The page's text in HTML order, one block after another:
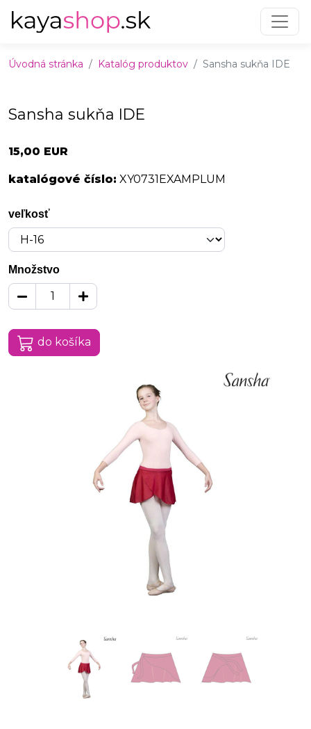
Úvodná stránka Katalóg produktov Sansha sukňa IDE
Sansha sukňa IDE
15,00 EUR
katalógové číslo: XY0731EXAMPLUM
veľkosť
Množstvo
do košíka